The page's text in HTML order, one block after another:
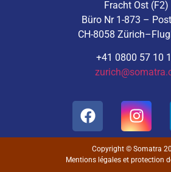
Fracht Ost (F2)
Büro Nr 1-873 –
CH-8058
+41 0800 57 10
Copyright © Somatra
Mentions légales et protection